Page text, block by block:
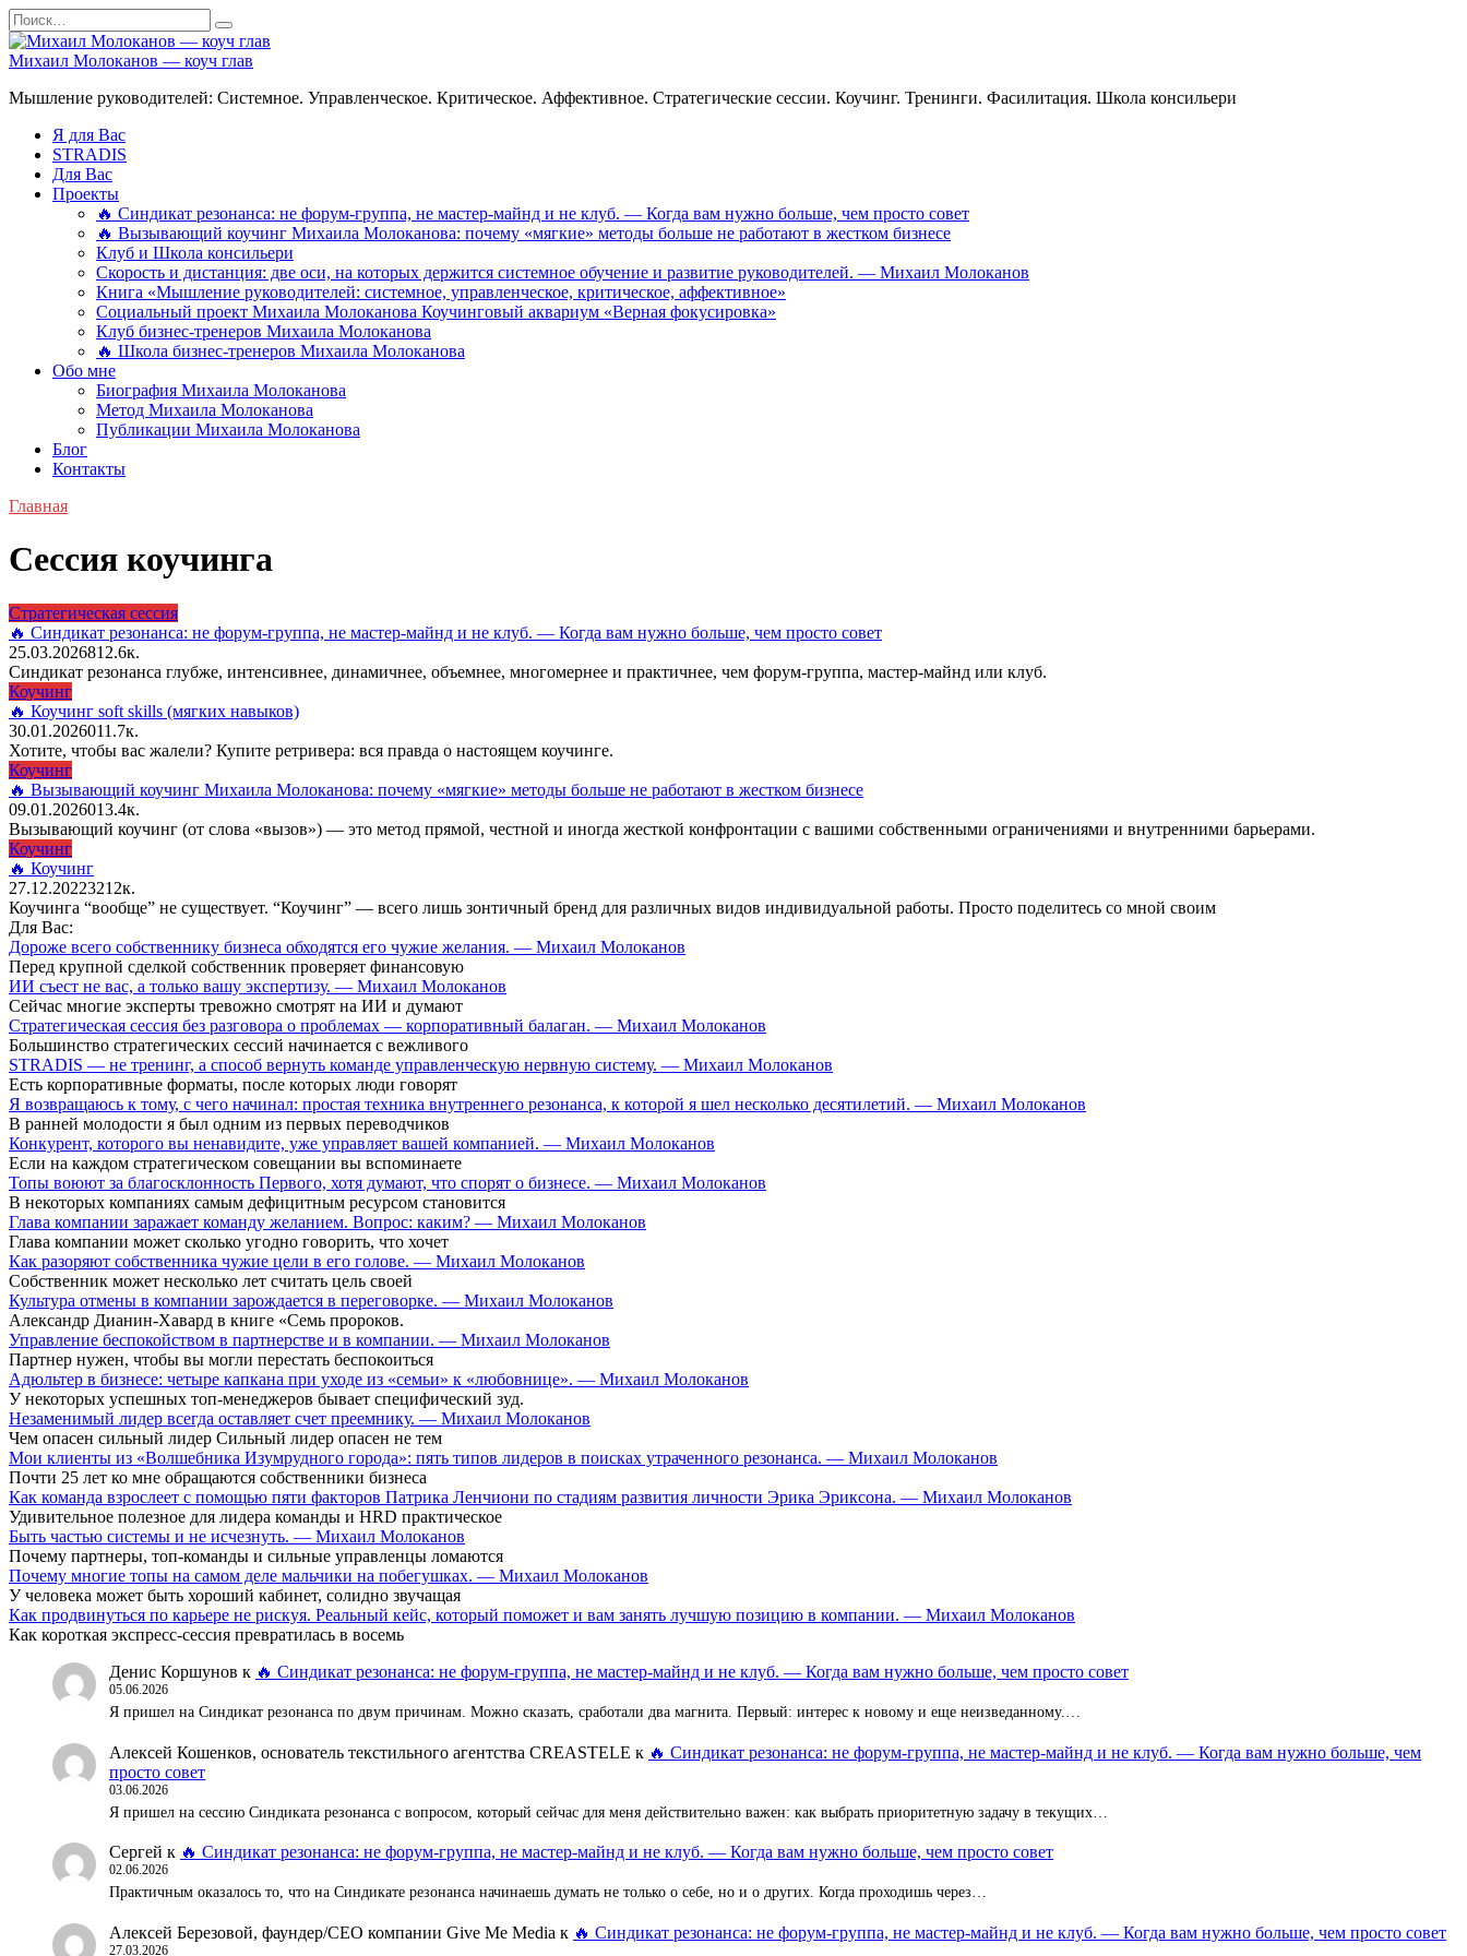
Перейти
к
содержанию
Search
for:
Михаил Молоканов — коуч глав
Мышление руководителей: Системное. Управленческое. Критическое. Аффективное. Стратегические сессии. Коучинг. Тренинги. Фасилитация. Школа консильери
Я для Вас
STRADIS
Для Вас
Проекты
🔥 Синдикат резонанса: не форум-группа, не мастер-майнд и не клуб. — Когда вам нужно больше, чем просто совет
🔥 Вызывающий коучинг Михаила Молоканова: почему «мягкие» методы больше не работают в жестком бизнесе
Клуб и Школа консильери
Скорость и дистанция: две оси, на которых держится системное обучение и развитие руководителей. — Михаил Молоканов
Книга «Мышление руководителей: системное, управленческое, критическое, аффективное»
Социальный проект Михаила Молоканова Коучинговый аквариум «Верная фокусировка»
Клуб бизнес-тренеров Михаила Молоканова
🔥 Школа бизнес-тренеров Михаила Молоканова
Обо мне
Биография Михаила Молоканова
Метод Михаила Молоканова
Публикации Михаила Молоканова
Блог
Контакты
Главная
Сессия коучинга
Стратегическая сессия
🔥 Синдикат резонанса: не форум-группа, не мастер-майнд и не клуб. — Когда вам нужно больше, чем просто совет
25.03.2026812.6к.
Синдикат резонанса глубже, интенсивнее, динамичнее, объемнее, многомернее и практичнее, чем форум-группа, мастер-майнд или клуб.
Коучинг
🔥 Коучинг soft skills (мягких навыков)
30.01.2026011.7к.
Хотите, чтобы вас жалели? Купите ретривера: вся правда о настоящем коучинге.
Коучинг
🔥 Вызывающий коучинг Михаила Молоканова: почему «мягкие» методы больше не работают в жестком бизнесе
09.01.2026013.4к.
Вызывающий коучинг (от слова «вызов») — это метод прямой, честной и иногда жесткой конфронтации с вашими собственными ограничениями и внутренними барьерами.
Коучинг
🔥 Коучинг
27.12.20223212к.
Коучинга “вообще” не существует. “Коучинг” — всего лишь зонтичный бренд для различных видов индивидуальной работы. Просто поделитесь со мной своим
Для Вас:
Дороже всего собственнику бизнеса обходятся его чужие желания. — Михаил Молоканов
Перед крупной сделкой собственник проверяет финансовую
ИИ съест не вас, а только вашу экспертизу. — Михаил Молоканов
Сейчас многие эксперты тревожно смотрят на ИИ и думают
Стратегическая сессия без разговора о проблемах — корпоративный балаган. — Михаил Молоканов
Большинство стратегических сессий начинается с вежливого
STRADIS — не тренинг, а способ вернуть команде управленческую нервную систему. — Михаил Молоканов
Есть корпоративные форматы, после которых люди говорят
Я возвращаюсь к тому, с чего начинал: простая техника внутреннего резонанса, к которой я шел несколько десятилетий. — Михаил Молоканов
В ранней молодости я был одним из первых переводчиков
Конкурент, которого вы ненавидите, уже управляет вашей компанией. — Михаил Молоканов
Если на каждом стратегическом совещании вы вспоминаете
Топы воюют за благосклонность Первого, хотя думают, что спорят о бизнесе. — Михаил Молоканов
В некоторых компаниях самым дефицитным ресурсом становится
Глава компании заражает команду желанием. Вопрос: каким? — Михаил Молоканов
Глава компании может сколько угодно говорить, что хочет
Как разоряют собственника чужие цели в его голове. — Михаил Молоканов
Собственник может несколько лет считать цель своей
Культура отмены в компании зарождается в переговорке. — Михаил Молоканов
Александр Дианин-Хавард в книге «Семь пророков.
Управление беспокойством в партнерстве и в компании. — Михаил Молоканов
Партнер нужен, чтобы вы могли перестать беспокоиться
Адюльтер в бизнесе: четыре капкана при уходе из «семьи» к «любовнице». — Михаил Молоканов
У некоторых успешных топ-менеджеров бывает специфический зуд.
Незаменимый лидер всегда оставляет счет преемнику. — Михаил Молоканов
Чем опасен сильный лидер Сильный лидер опасен не тем
Мои клиенты из «Волшебника Изумрудного города»: пять типов лидеров в поисках утраченного резонанса. — Михаил Молоканов
Почти 25 лет ко мне обращаются собственники бизнеса
Как команда взрослеет с помощью пяти факторов Патрика Ленчиони по стадиям развития личности Эрика Эриксона. — Михаил Молоканов
Удивительное полезное для лидера команды и HRD практическое
Быть частью системы и не исчезнуть. — Михаил Молоканов
Почему партнеры, топ-команды и сильные управленцы ломаются
Почему многие топы на самом деле мальчики на побегушках. — Михаил Молоканов
У человека может быть хороший кабинет, солидно звучащая
Как продвинуться по карьере не рискуя. Реальный кейс, который поможет и вам занять лучшую позицию в компании. — Михаил Молоканов
Как короткая экспресс-сессия превратилась в восемь
Денис Коршунов к 🔥 Синдикат резонанса: не форум-группа, не мастер-майнд и не клуб. — Когда вам нужно больше, чем просто совет
05.06.2026
Я пришел на Синдикат резонанса по двум причинам. Можно сказать, сработали два магнита. Первый: интерес к новому и еще неизведанному.…
Алексей Кошенков, основатель текстильного агентства CREASTELE к 🔥 Синдикат резонанса: не форум-группа, не мастер-майнд и не клуб. — Когда вам нужно больше, чем
просто совет
03.06.2026
Я пришел на сессию Синдиката резонанса с вопросом, который сейчас для меня действительно важен: как выбрать приоритетную задачу в текущих…
Сергей к 🔥 Синдикат резонанса: не форум-группа, не мастер-майнд и не клуб. — Когда вам нужно больше, чем просто совет
02.06.2026
Практичным оказалось то, что на Синдикате резонанса начинаешь думать не только о себе, но и о других. Когда проходишь через…
Алексей Березовой, фаундер/СЕО компании Give Me Media к 🔥 Синдикат резонанса: не форум-группа, не мастер-майнд и не клуб. — Когда вам нужно больше, чем просто совет
27.03.2026